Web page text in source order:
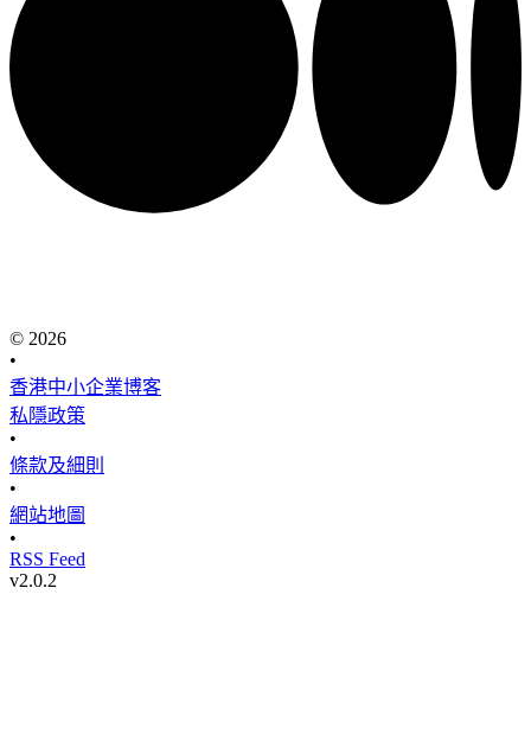
© 2026
•
香港中小企業博客
私隱政策
•
條款及細則
•
網站地圖
•
RSS Feed
v2.0.2